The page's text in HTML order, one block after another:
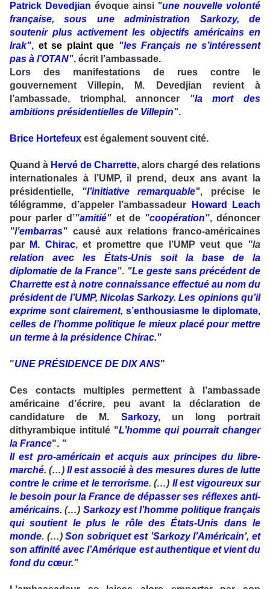
Patrick Devedjian évoque ainsi "une nouvelle volonté
française, sous une administration Sarkozy, de
soutenir plus activement les objectifs américains en
Irak", et se plaint que "les Français ne s’intéressent
pas à l’OTAN", écrit l’ambassade.
Lors des manifestations de rues contre le
gouvernement Villepin, M. Devedjian revient à
l’ambassade, triomphal, annoncer "la mort des
ambitions présidentielles de Villepin".
Brice Hortefeux est également souvent cité.
Quand à Hervé de Charrette, alors chargé des relations
internationales à l’UMP, il prend, deux ans avant la
présidentielle, "l’initiative remarquable", précise le
télégramme, d’appeler l’ambassadeur
Howard Leach
pour parler d’"amitié" et de "coopération", dénoncer
"l’embarras" causé aux relations franco-américaines
par
M. Chirac, et promettre que l’UMP veut que "la
relation avec les États-Unis soit la base de la
diplomatie de la France". "Le geste sans précédent de
Charrette est à notre connaissance effectué au nom du
président de l’UMP, Nicolas Sarkozy. Les opinions qu’il
exprime sont clairement, s’enthousiasme le diplomate,
celles de l’homme politique le mieux placé pour mettre
un terme à la présidence Chirac."
"UNE PRÉSIDENCE DE DIX ANS"
Ces contacts multiples permettent à l’ambassade
américaine d’écrire, peu avant la déclaration de
candidature de M. Sarkozy, un long portrait
dithyrambique intitulé "L’homme qui pourrait changer
la France". "
Il est pro-américain et acquis aux principes du libre-
marché. (…) Il est associé à des mesures dures de lutte
contre le crime et le terrorisme. (…) Il est vigoureux sur
le besoin pour la France de dépasser ses réflexes anti-
américains. (…) Sarkozy est l’homme politique français
qui soutient le plus le rôle des États-Unis dans le
monde. (…)Son sobriquet est ’Sarkozy l’Américain’, et
son affinité avec l’Amérique est authentique et vient du
fond du cœur."